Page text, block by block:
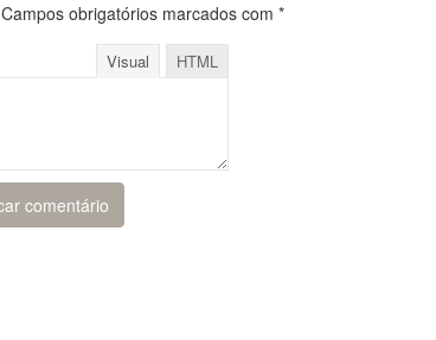
Campos obrigatórios marcados com *
Visual HTML